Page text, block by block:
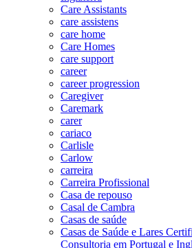
Care Assistants
care assistens
care home
Care Homes
care support
career
career progression
Caregiver
Caremark
carer
cariaco
Carlisle
Carlow
carreira
Carreira Profissional
Casa de repouso
Casal de Cambra
Casas de saúde
Casas de Saúde e Lares
Consultoria em Portugal e